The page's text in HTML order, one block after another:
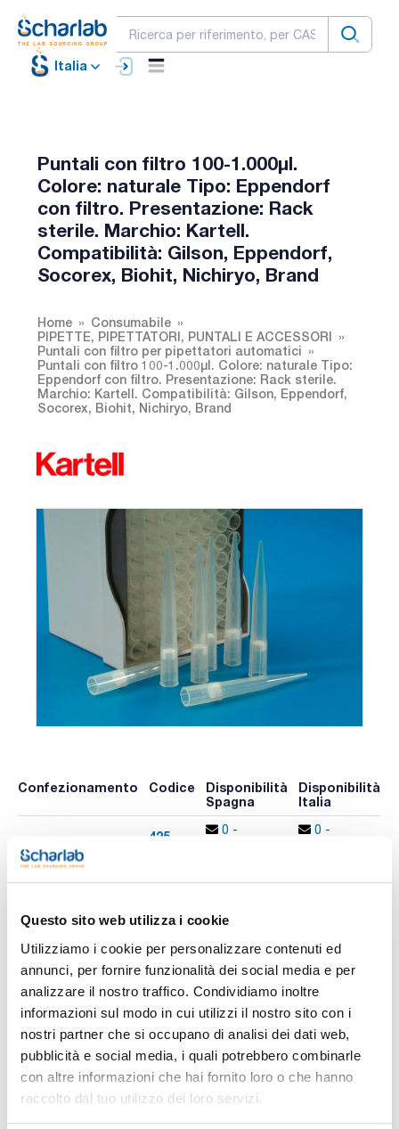
Questo sito web utilizza i cookie
Utilizziamo i cookie per personalizzare contenuti ed
annunci, per fornire funzionalità dei social media e per
analizzare il nostro traffico. Condividiamo inoltre
informazioni sul modo in cui utilizzi il nostro sito con i
nostri partner che si occupano di analisi dei dati web,
pubblicità e social media, i quali potrebbero combinarle
con altre informazioni che hai fornito loro o che hanno
raccolto dal tuo utilizzo dei loro servizi.
Italia
Puntali con filtro 100-1.000µl.
Colore: naturale Tipo: Eppendorf
con filtro. Presentazione: Rack
sterile. Marchio: Kartell.
Compatibilità: Gilson, Eppendorf,
Socorex, Biohit, Nichiryo, Brand
Home
Consumabile
PIPETTE, PIPETTATORI, PUNTALI E ACCESSORI
Puntali con filtro per pipettatori automatici
Puntali con filtro 100-1.000µl. Colore: naturale Tipo:
Eppendorf con filtro. Presentazione: Rack sterile.
Marchio: Kartell. Compatibilità: Gilson, Eppendorf,
Socorex, Biohit, Nichiryo, Brand
Confezionamento Codice
Disponibilità
Spagna
Disponibilità
Italia
425-
0 -
0 -
Caratteristiche
Volume (µl) : 100-1.000
Tipo : Eppendorf con filtro
Presentazione : Rack Sterile
Compatibilità : Gilson, Eppendorf (100-1000), Socorex,
Hamilton, Kartell PL100
Selezione di punte in polipropilene con filtro sterilizzate per
del produttore e può essere utilizzata con altre marchi non
Vedi di più
Documentazione tecnica